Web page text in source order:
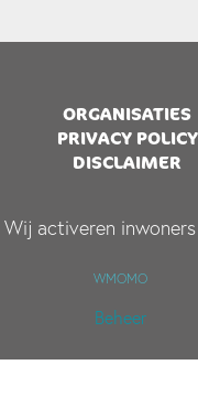
ORGANISATIES
PRIVACY POLICY
DISCLAIMER
Wij activeren
WMOMO
Beheer